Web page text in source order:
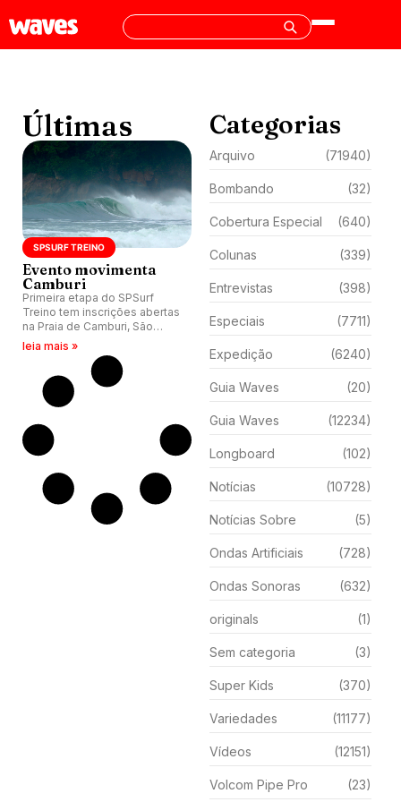
Últimas
SPSURF TREINO
Evento movimenta
Camburi
Primeira etapa do SPSurf
Treino tem inscrições abertas
na Praia de Camburi, São
Sebastião (SP).
leia mais »
Categorias
Arquivo (71940)
Bombando (32)
Cobertura Especial (640)
Colunas (339)
Entrevistas (398)
Especiais (7711)
Expedição (6240)
Guia Waves (20)
Guia Waves (12234)
Longboard (102)
Notícias (10728)
Notícias Sobre (5)
Ondas Artificiais (728)
Ondas Sonoras (632)
originals (1)
Sem categoria (3)
Super Kids (370)
Variedades (11177)
Vídeos (12151)
Volcom Pipe Pro (23)